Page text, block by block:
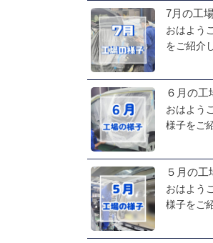
7月の工
おはよう
をご紹介
６月の工
おはよう
様子をご
５月の工
おはよう
様子をご